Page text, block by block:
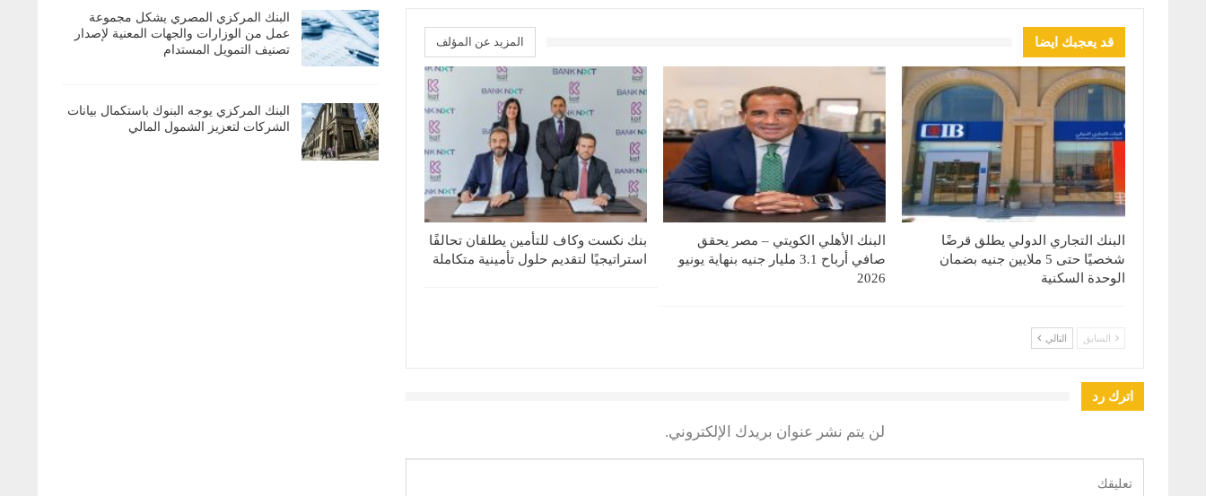
قد يعجبك ايضا المزيد عن المؤلف
البنك التجاري الدولي يطلق قرضًا
شخصيًا حتى 5 ملايين جنيه بضمان
الوحدة السكنية
البنك الأهلي الكويتي – مصر يحقق
صافي أرباح 3.1 مليار جنيه بنهاية يونيو
2026
بنك نكست وكاف للتأمين يطلقان تحالفًا
استراتيجيًا لتقديم حلول تأمينية متكاملة
السابق التالي
اترك رد
لن يتم نشر عنوان بريدك الإلكتروني.
البنك المركزي المصري يشكل مجموعة
عمل من الوزارات والجهات المعنية لإصدار
تصنيف التمويل المستدام
البنك المركزي يوجه البنوك باستكمال بيانات
الشركات لتعزيز الشمول المالي